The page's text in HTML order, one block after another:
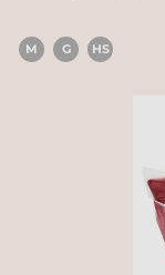
M G HS